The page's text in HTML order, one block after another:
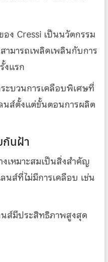
ง Cressi เป็นนวัตกรรม
มารถเพลิดเพลินกับการ
งแรก
ะบวนการเคลือบพิเศษที่
นส์ตั้งแต่ขั้นตอนการผลิต
กันฝ้า
เหมาะสมเป็นสิ่งสำคัญ
นส์ที่ไม่มีการเคลือบ เช่น
นส์มีประสิทธิภาพสูงสุด